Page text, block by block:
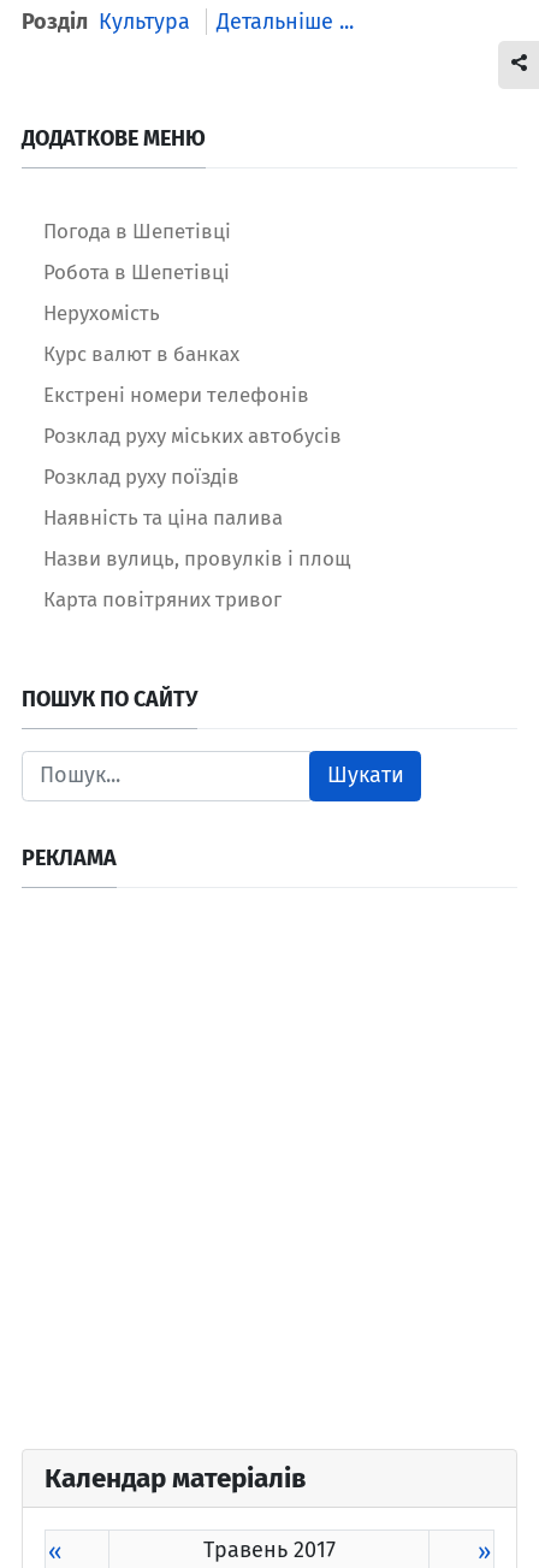
Розділ Культура Детальніше ...
ДОДАТКОВЕ МЕНЮ
Погода в Шепетівці
Робота в Шепетівці
Нерухомість
Курс валют в банках
Екстрені номери телефонів
Розклад руху міських автобусів
Розклад руху поїздів
Наявність та ціна палива
Назви вулиць, провулків і площ
Карта повітряних тривог
ПОШУК ПО САЙТУ
Шукати
РЕКЛАМА
Календар матеріалів
« Травень 2017 »